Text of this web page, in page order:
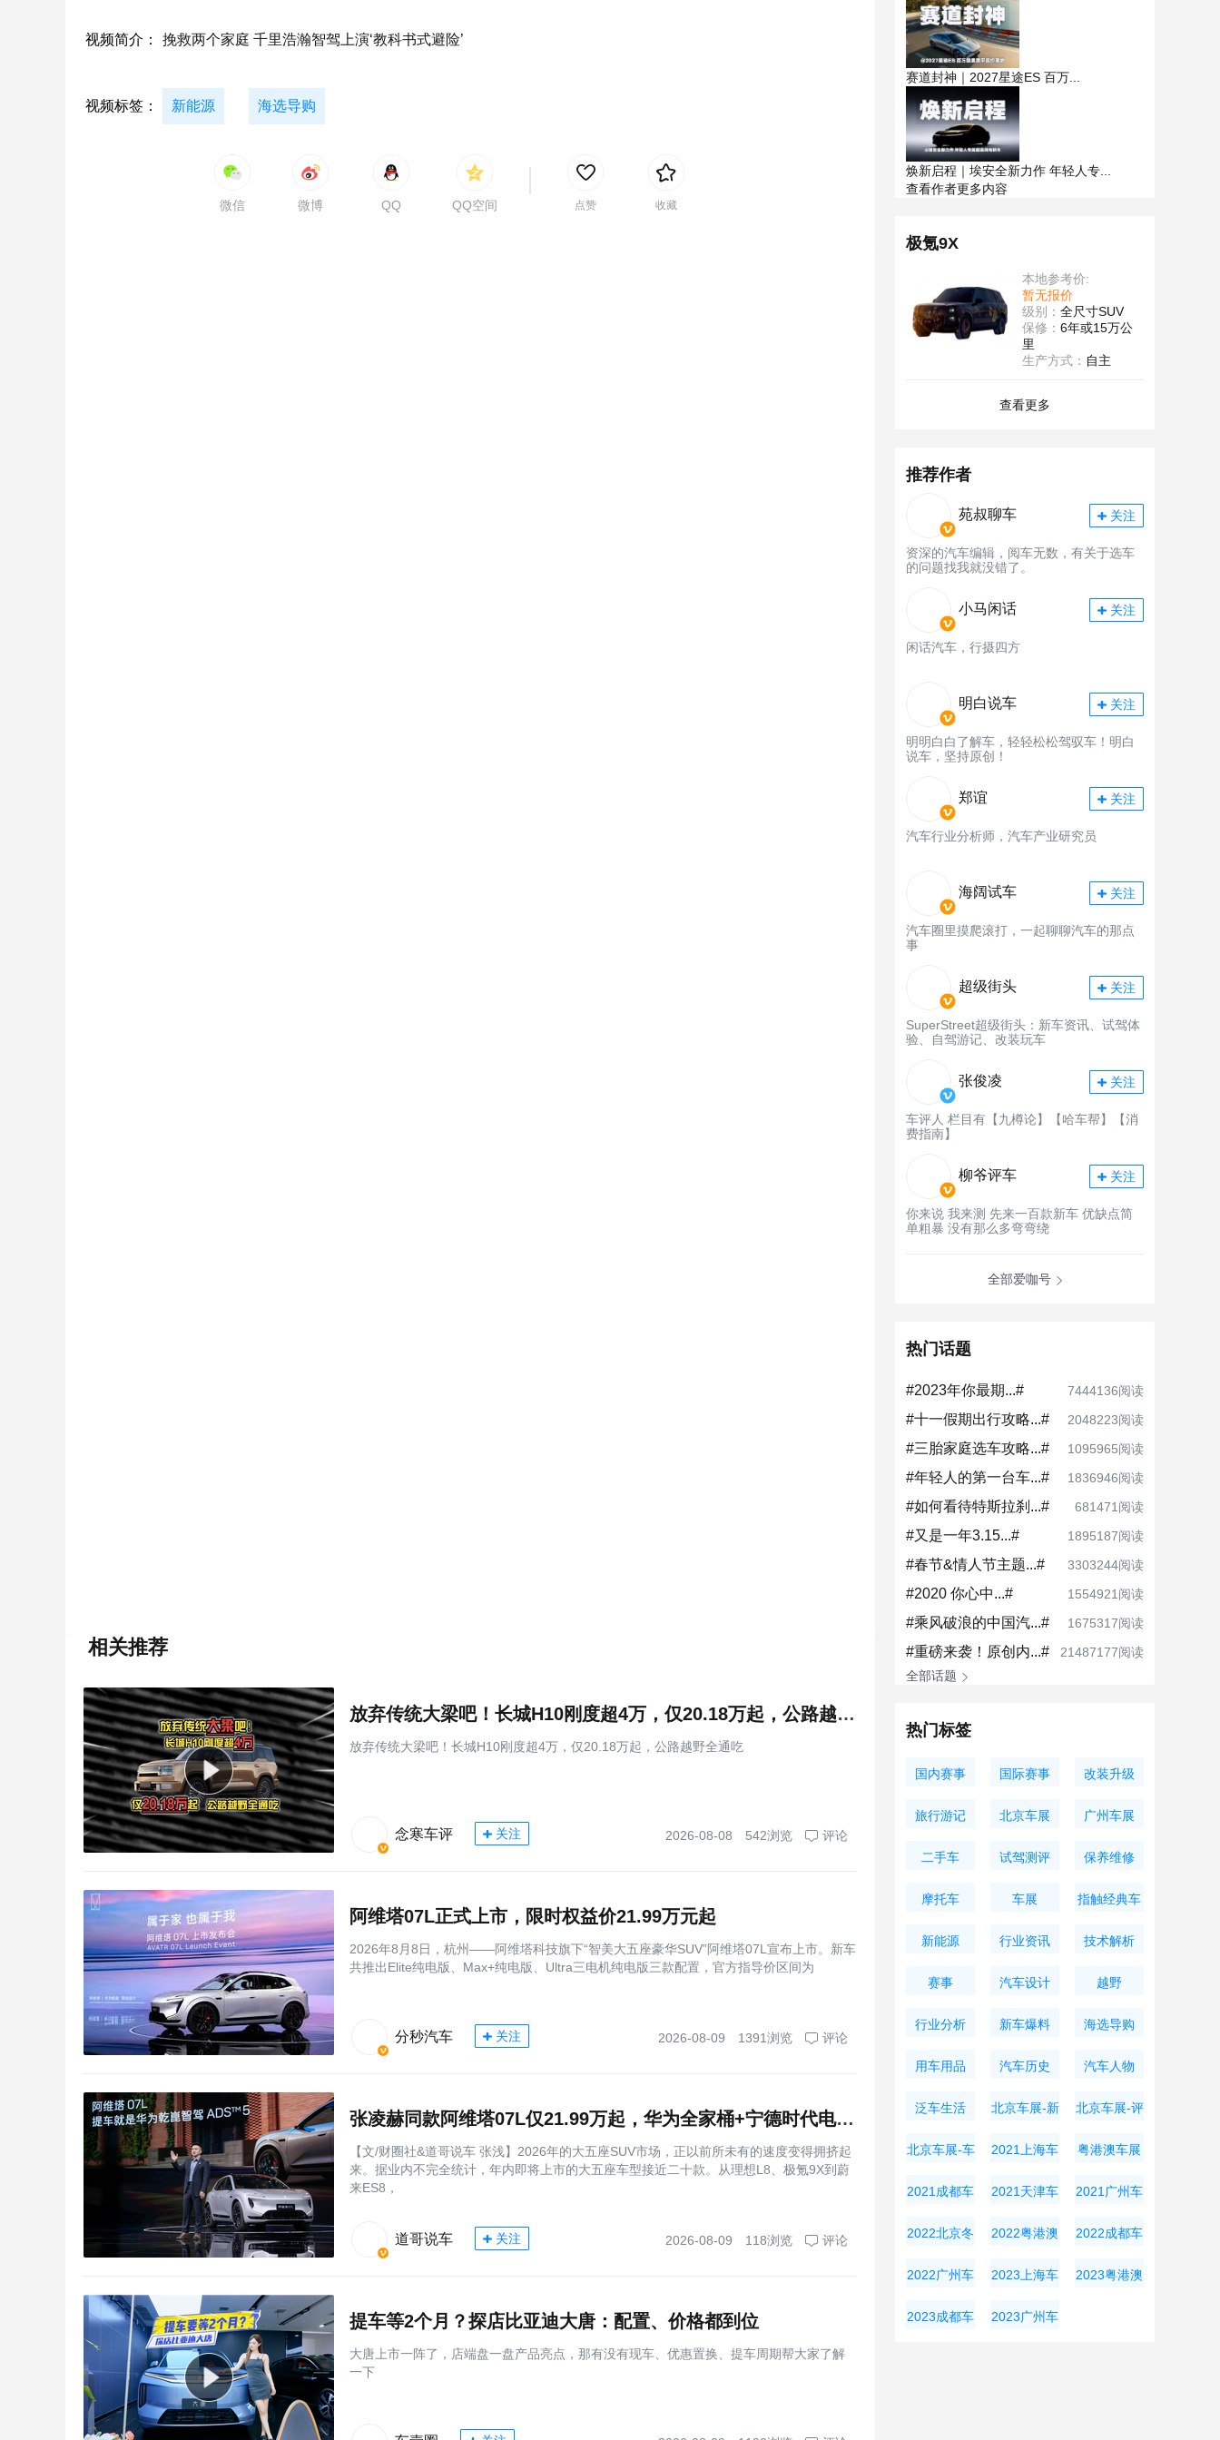
视频简介： 挽救两个家庭 千里浩瀚智驾上演‘教科书式避险’
视频标签： 新能源 海选导购
微信 微博 QQ QQ空间 点赞 收藏
相关推荐
放弃传统大梁吧！长城H10刚度超4万，仅20.18万起，公路越野全通吃
放弃传统大梁吧！长城H10刚度超4万，仅20.18万起，公路越野全通吃
念寒车评 关注 2026-08-08 542浏览 评论
阿维塔07L正式上市，限时权益价21.99万元起
2026年8月8日，杭州——阿维塔科技旗下“智美大五座豪华SUV”阿维塔07L宣布上市。新车
共推出Elite纯电版、Max+纯电版、Ultra三电机纯电版三款配置，官方指导价区间为
分秒汽车 关注 2026-08-09 1391浏览 评论
张凌赫同款阿维塔07L仅21.99万起，华为全家桶+宁德时代电池杀疯了
【文/财圈社&道哥说车 张浅】2026年的大五座SUV市场，正以前所未有的速度变得拥挤起
来。据业内不完全统计，年内即将上市的大五座车型接近二十款。从理想L8、极氪9X到蔚
来ES8，
道哥说车 关注 2026-08-09 118浏览 评论
提车等2个月？探店比亚迪大唐：配置、价格都到位
大唐上市一阵了，店端盘一盘产品亮点，那有没有现车、优惠置换、提车周期帮大家了解
一下
赛道封神｜2027星途ES 百万...
焕新启程｜埃安全新力作 年轻人专...
查看作者更多内容
极氪9X
本地参考价:
暂无报价
级别： 全尺寸SUV
保修： 6年或15万公
里
生产方式： 自主
查看更多
推荐作者
苑叔聊车 关注
资深的汽车编辑，阅车无数，有关于选车
的问题找我就没错了。
小马闲话 关注
闲话汽车，行摄四方
明白说车 关注
明明白白了解车，轻轻松松驾驭车！明白
说车，坚持原创！
郑谊 关注
汽车行业分析师，汽车产业研究员
海阔试车 关注
汽车圈里摸爬滚打，一起聊聊汽车的那点
事
超级街头 关注
SuperStreet超级街头：新车资讯、试驾体
验、自驾游记、改装玩车
张俊凌 关注
车评人 栏目有【九樽论】【哈车帮】【消
费指南】
柳爷评车 关注
你来说 我来测 先来一百款新车 优缺点简
单粗暴 没有那么多弯弯绕
全部爱咖号
热门话题
#2023年你最期...# 7444136阅读
#十一假期出行攻略...# 2048223阅读
#三胎家庭选车攻略...# 1095965阅读
#年轻人的第一台车...# 1836946阅读
#如何看待特斯拉刹...# 681471阅读
#又是一年3.15...# 1895187阅读
#春节&情人节主题...# 3303244阅读
#2020 你心中...# 1554921阅读
#乘风破浪的中国汽...# 1675317阅读
#重磅来袭！原创内...#
21487177阅读
全部话题
热门标签
国内赛事 国际赛事 改装升级
旅行游记 北京车展 广州车展
二手车 试驾测评 保养维修
摩托车 车展 指触经典车
新能源 行业资讯 技术解析
赛事 汽车设计 越野
行业分析 新车爆料 海选导购
用车用品 汽车历史 汽车人物
泛车生活 北京车展-新
车资讯
北京车展-评
测导购
北京车展-车
展周边
2021上海车 粤港澳车展
2021成都车
展
2021天津车
展
2021广州车
展
2022北京冬
奥会
2022粤港澳
大湾区车展
2022成都车
展
2022广州车
展
2023上海车
展
2023粤港澳
2023成都车 2023广州车